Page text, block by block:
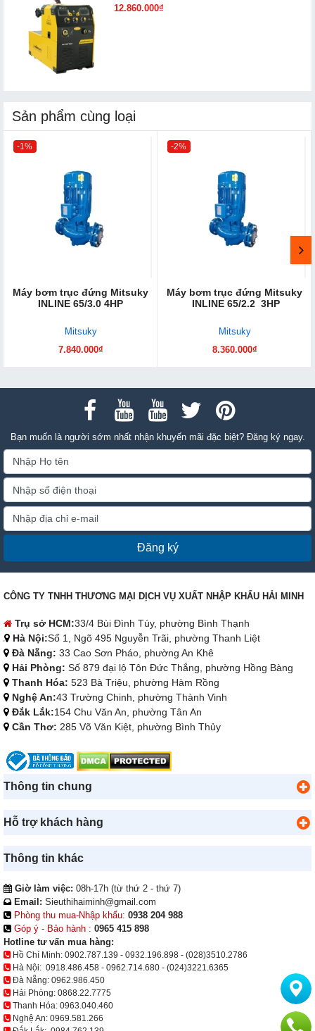
12.860.000₫
Sản phẩm cùng loại
-1%
Máy bơm trục đứng Mitsuky
INLINE 65/3.0 4HP
Mitsuky
7.840.000₫
-2%
Máy bơm trục đứng Mitsuky
INLINE 65/2.2 3HP
Mitsuky
8.360.000₫
Bạn muốn là người sớm nhất nhận khuyến mãi đặc biệt? Đăng ký ngay.
Đăng ký
CÔNG TY TNHH THƯƠNG MẠI DỊCH VỤ XUẤT NHẬP KHẨU HẢI MINH
Trụ sở HCM:33/4 Bùi Đình Túy, phường Bình Thạnh
Hà Nội:Số 1, Ngõ 495 Nguyễn Trãi, phường Thanh Liệt
Đà Nẵng: 33 Cao Sơn Pháo, phường An Khê
Hải Phòng: Số 879 đại lộ Tôn Đức Thắng, phường Hồng Bàng
Thanh Hóa: 523 Bà Triệu, phường Hàm Rồng
Nghệ An:43 Trường Chinh, phường Thành Vinh
Đắk Lắk:154 Chu Văn An, phường Tân An
Cần Thơ: 285 Võ Văn Kiệt, phường Bình Thủy
Thông tin chung
Hỗ trợ khách hàng
Thông tin khác
Giờ làm việc: 08h-17h (từ thứ 2 - thứ 7)
Email: Sieuthihaiminh@gmail.com
Phòng thu mua-Nhập khẩu: 0938 204 988
Góp ý - Bảo hành : 0965 415 898
Hotline tư vấn mua hàng:
Hồ Chí Minh: 0902.787.139 - 0932.196.898 - (028)3510.2786
Hà Nội: 0918.486.458 - 0962.714.680 - (024)3221.6365
Đà Nẵng: 0962.986.450
Hải Phòng: 0868.22.7775
Thanh Hóa: 0963.040.460
Nghệ An: 0969.581.266